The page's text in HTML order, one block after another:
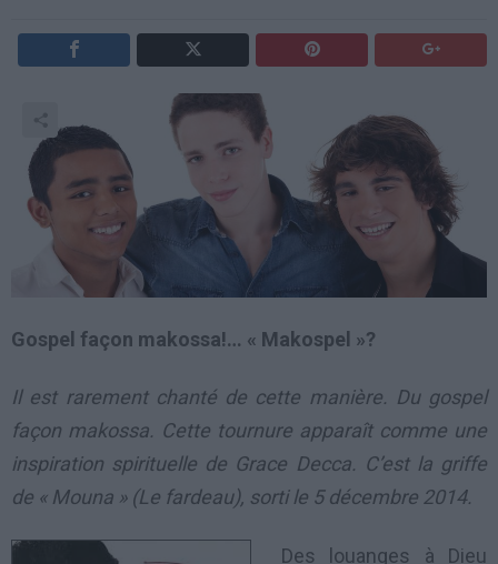
Gospel façon makossa!… « Makospel »?
Il est rarement chanté de cette manière. Du gospel
façon makossa. Cette tournure apparaît comme une
inspiration spirituelle de Grace Decca. C’est la griffe
de « Mouna » (Le fardeau), sorti le 5 décembre 2014.
Des louanges à Dieu